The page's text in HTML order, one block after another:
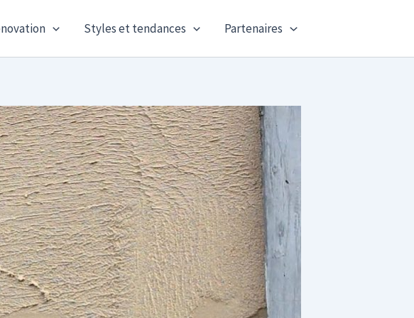
Styles et tendances Partenaires